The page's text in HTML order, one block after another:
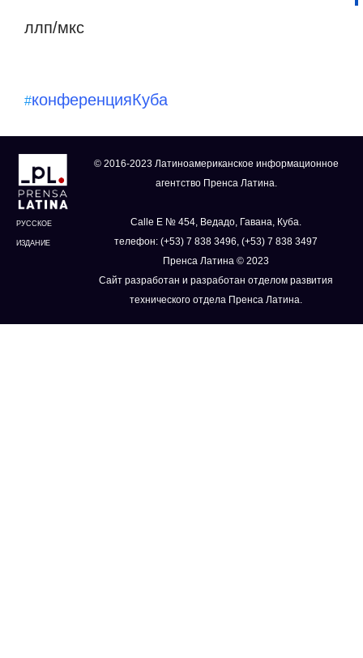
ллп/мкс
#конференцияКуба
РУССКОЕ
ИЗДАНИЕ
© 2016-2023 Латиноамериканское информационное
агентство Пренса Латина.
Calle E № 454, Ведадо, Гавана, Куба.
телефон: (+53) 7 838 3496, (+53) 7 838 3497
Пренса Латина © 2023
Сайт разработан и разработан отделом развития
технического отдела Пренса Латина.